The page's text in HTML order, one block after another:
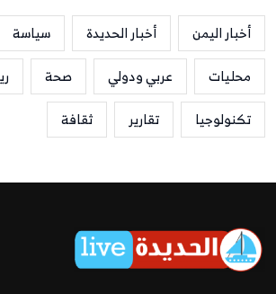
أخبار اليمن أخبار الحديدة سياسة
محليات
عربي ودولي صحة
تكنولوجيا
تقارير ثقافة